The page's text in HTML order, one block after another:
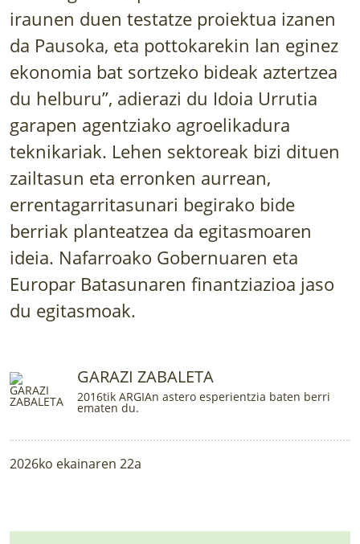
LURRAREN AGENDA
AZOKA
iraunen duen testatze proiektua izanen
da Pausoka, eta pottokarekin lan eginez
ekonomia bat sortzeko bideak aztertzea
du helburu”, adierazi du Idoia Urrutia
garapen agentziako agroelikadura
teknikariak. Lehen sektoreak bizi dituen
zailtasun eta erronken aurrean,
errentagarritasunari begirako bide
berriak planteatzea da egitasmoaren
ideia. Nafarroako Gobernuaren eta
Europar Batasunaren finantziazioa jaso
du egitasmoak.
GARAZI ZABALETA
2016tik ARGIAn astero esperientzia baten berri
ematen du.
2026ko ekainaren 22a